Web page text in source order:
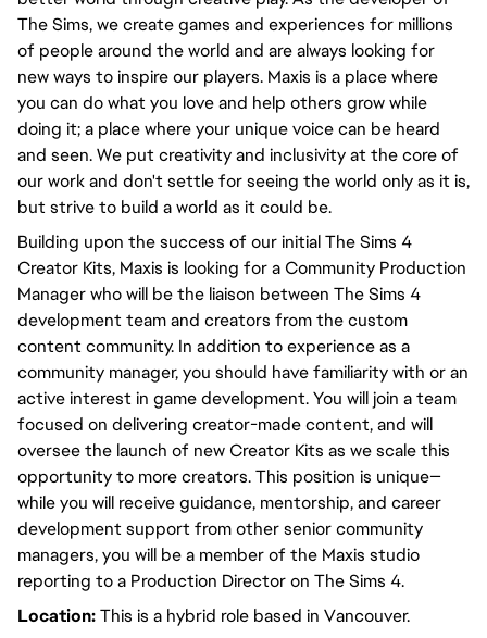
The Sims, we create games and experiences for millions
of people around the world and are always looking for
new ways to inspire our players. Maxis is a place where
you can do what you love and help others grow while
doing it; a place where your unique voice can be heard
and seen. We put creativity and inclusivity at the core of
our work and don't settle for seeing the world only as it is,
but strive to build a world as it could be.
Building upon the success of our initial The Sims 4
Creator Kits, Maxis is looking for a Community Production
Manager who will be the liaison between The Sims 4
development team and creators from the custom
content community. In addition to experience as a
community manager, you should have familiarity with or an
active interest in game development. You will join a team
focused on delivering creator-made content, and will
oversee the launch of new Creator Kits as we scale this
opportunity to more creators. This position is unique—
while you will receive guidance, mentorship, and career
development support from other senior community
managers, you will be a member of the Maxis studio
reporting to a Production Director on The Sims 4.
Location:This is a hybrid role based in Vancouver.